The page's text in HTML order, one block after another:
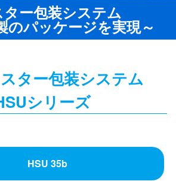
ー包装システム
のパッケージを実現～
ター包装システム
シリーズ
HSU 35b